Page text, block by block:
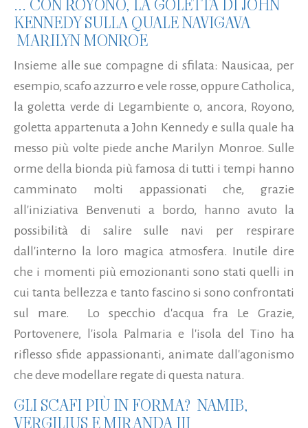
... CON ROYONO, LA GOLETTA DI JOHN
KENNEDY SULLA QUALE NAVIGAVA
MARILYN MONROE
Insieme alle sue compagne di sfilata: Nausicaa, per
esempio, scafo azzurro e vele rosse, oppure Catholica,
la goletta verde di Legambiente o, ancora, Royono,
goletta appartenuta a John Kennedy e sulla quale ha
messo più volte piede anche Marilyn Monroe. Sulle
orme della bionda più famosa di tutti i tempi hanno
camminato molti appassionati che, grazie
all'iniziativa Benvenuti a bordo, hanno avuto la
possibilità di salire sulle navi per respirare
dall'interno la loro magica atmosfera. Inutile dire
che i momenti più emozionanti sono stati quelli in
cui tanta bellezza e tanto fascino si sono confrontati
sul mare. Lo specchio d'acqua fra Le Grazie,
Portovenere, l'isola Palmaria e l'isola del Tino ha
riflesso sfide appassionanti, animate dall'agonismo
che deve modellare regate di questa natura.
GLI SCAFI PIÙ IN FORMA? NAMIB,
VERGILIUS E MIRANDA III